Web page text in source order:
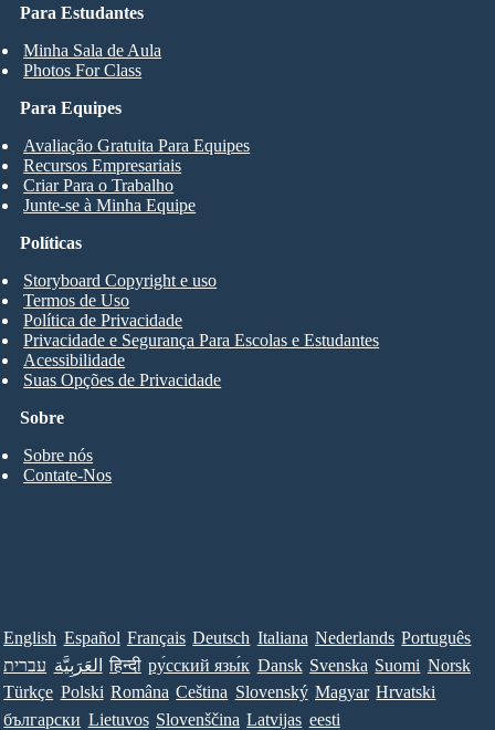
Para Estudantes
Minha Sala de Aula
Photos For Class
Para Equipes
Avaliação Gratuita Para Equipes
Recursos Empresariais
Criar Para o Trabalho
Junte-se à Minha Equipe
Sobre
Sobre nós
Contate-Nos
Políticas
Storyboard Copyright e uso
Termos de Uso
Política de Privacidade
Privacidade e Segurança Para Escolas e Estudantes
Acessibilidade
Suas Opções de Privacidade
English Español Français Deutsch Italiana Nederlands Português
עברית العَرَبِيَّة हिन्दी ру́сский язы́к Dansk Svenska Suomi Norsk
Türkçe Polski Româna Ceština Slovenský Magyar Hrvatski
български Lietuvos Slovenščina Latvijas eesti